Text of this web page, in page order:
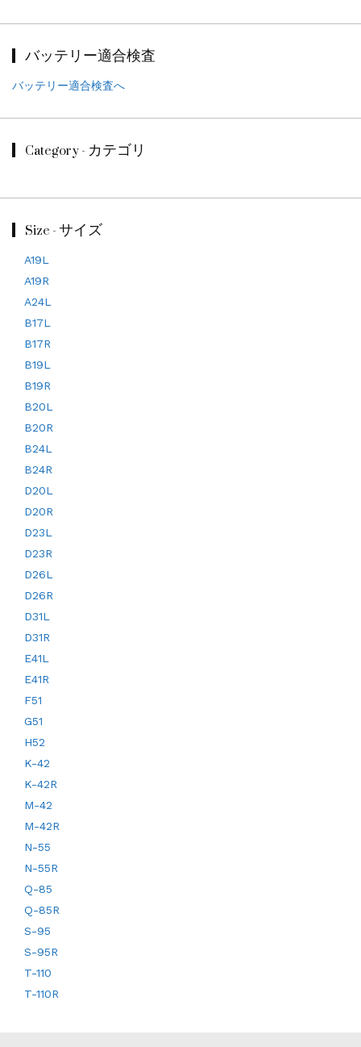
バッテリー適合検査
バッテリー適合検査へ
Category - カテゴリ
Size - サイズ
A19L
A19R
A24L
B17L
B17R
B19L
B19R
B20L
B20R
B24L
B24R
D20L
D20R
D23L
D23R
D26L
D26R
D31L
D31R
E41L
E41R
F51
G51
H52
K-42
K-42R
M-42
M-42R
N-55
N-55R
Q-85
Q-85R
S-95
S-95R
T-110
T-110R